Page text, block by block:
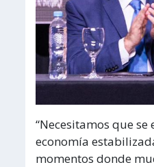
“Necesitamos que
economía
momentos donde